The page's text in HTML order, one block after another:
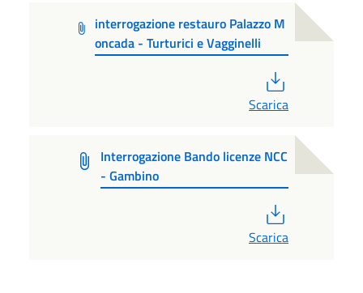
interrogazione restauro Palazzo M
oncada - Turturici e Vagginelli
Scarica
Interrogazione Bando licenze NCC
- Gambino
Scarica